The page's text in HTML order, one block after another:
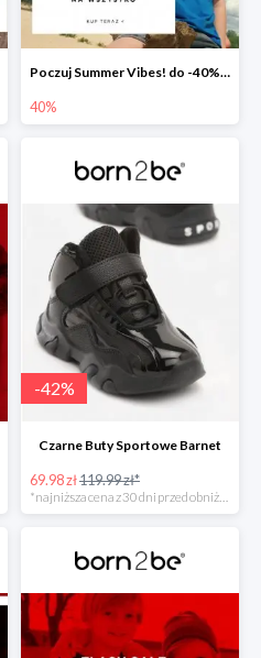
Poczuj Summer Vibes! do -40% na wszystko!
40%
-42%
Czarne Buty Sportowe Barnet
69.98 zł119.99 zł*
*najniższa cena z 30 dni przed obniżką